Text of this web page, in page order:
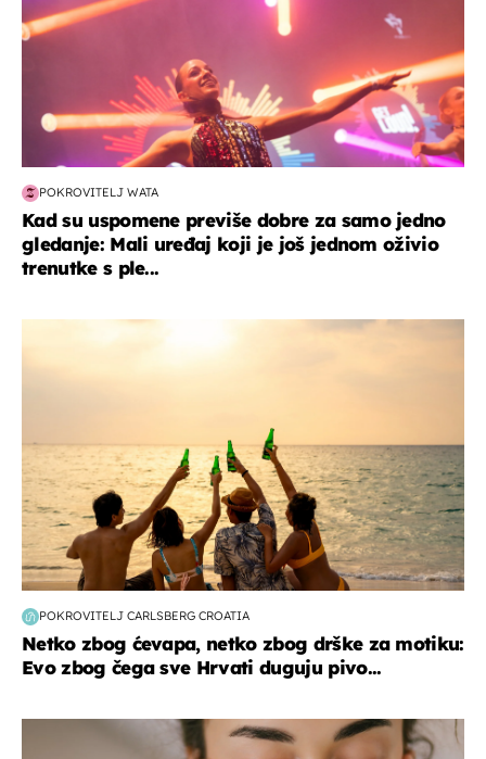
POKROVITELJ WATA
Kad su uspomene previše dobre za samo jedno
gledanje: Mali uređaj koji je još jednom oživio
trenutke s ple...
POKROVITELJ CARLSBERG CROATIA
Netko zbog ćevapa, netko zbog drške za motiku:
Evo zbog čega sve Hrvati duguju pivo...
moda & ljepota